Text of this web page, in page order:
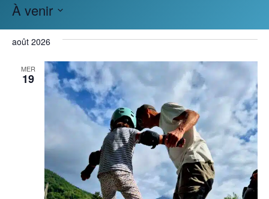
À venir
date.
août 2026
MER
19